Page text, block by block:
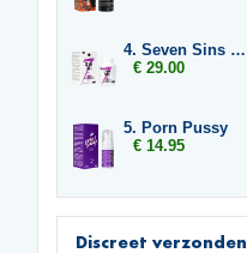
4. Seven Sins Lust
€ 29.00
5. Porn Pussy
€ 14.95
Discreet verzonden